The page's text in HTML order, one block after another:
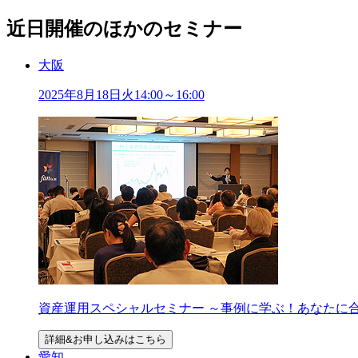
近日開催のほかのセミナー
大阪
2025年8月 18日 火14:00～16:00
資産運用スペシャルセミナー ～事例に学ぶ！あなたに
詳細&お申し込みはこちら